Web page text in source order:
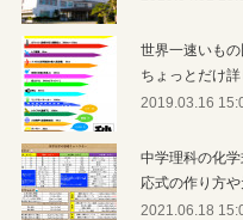
世界一速いも
ちょっとだけ
2019.03.16
中学理科の化
応式の作り方
2021.06.18